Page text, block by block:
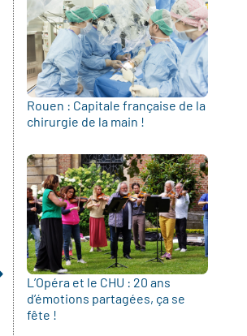
Rouen : Capitale française de la
chirurgie de la main !
L’Opéra et le CHU : 20 ans
d’émotions partagées, ça se
fête !